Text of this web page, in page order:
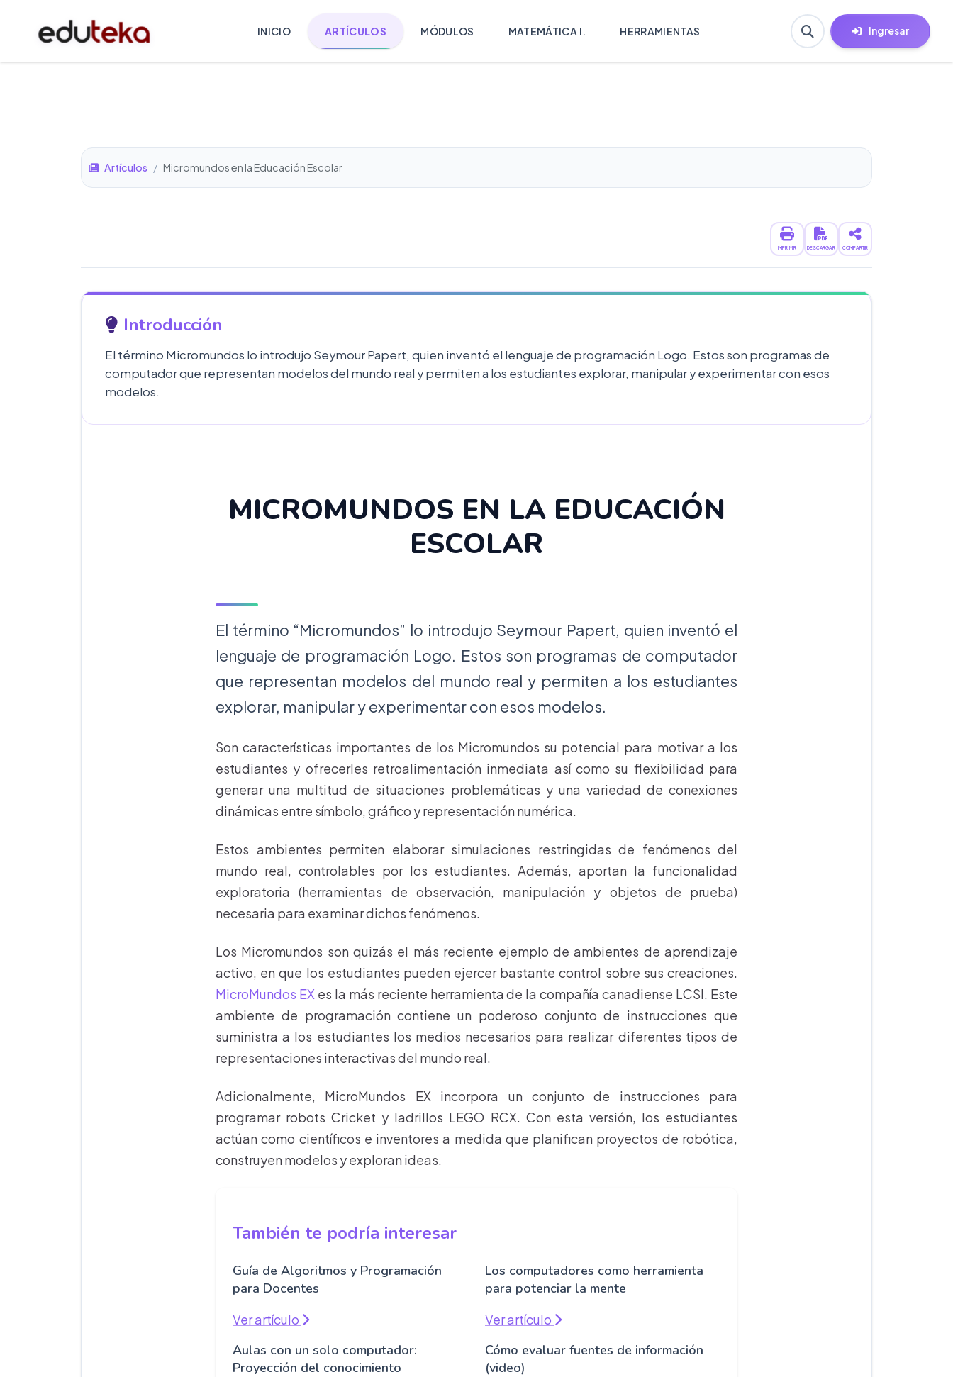
INICIO ARTÍCULOS MÓDULOS MATEMÁTICA I. HERRAMIENTAS Ingresar
Artículos / Micromundos en la Educación Escolar
IMPRIMIR DESCARGAR COMPARTIR
Introducción
El término Micromundos lo introdujo Seymour Papert, quien inventó el lenguaje de programación Logo. Estos son programas de
computador que representan modelos del mundo real y permiten a los estudiantes explorar, manipular y experimentar con esos
modelos.
MICROMUNDOS EN LA EDUCACIÓN
ESCOLAR
El término “Micromundos” lo introdujo Seymour Papert, quien inventó el
lenguaje de programación Logo. Estos son programas de computador
que representan modelos del mundo real y permiten a los estudiantes
explorar, manipular y experimentar con esos modelos.
Son características importantes de los Micromundos su potencial para motivar a los
estudiantes y ofrecerles retroalimentación inmediata así como su flexibilidad para
generar una multitud de situaciones problemáticas y una variedad de conexiones
dinámicas entre símbolo, gráfico y representación numérica.
Estos ambientes permiten elaborar simulaciones restringidas de fenómenos del
mundo real, controlables por los estudiantes. Además, aportan la funcionalidad
exploratoria (herramientas de observación, manipulación y objetos de prueba)
necesaria para examinar dichos fenómenos.
Los Micromundos son quizás el más reciente ejemplo de ambientes de aprendizaje
activo, en que los estudiantes pueden ejercer bastante control sobre sus creaciones.
MicroMundos EX es la más reciente herramienta de la compañía canadiense LCSI. Este
ambiente de programación contiene un poderoso conjunto de instrucciones que
suministra a los estudiantes los medios necesarios para realizar diferentes tipos de
representaciones interactivas del mundo real.
Adicionalmente, MicroMundos EX incorpora un conjunto de instrucciones para
programar robots Cricket y ladrillos LEGO RCX. Con esta versión, los estudiantes
actúan como científicos e inventores a medida que planifican proyectos de robótica,
construyen modelos y exploran ideas.
También te podría interesar
Guía de Algoritmos y Programación
para Docentes
Ver artículo
Los computadores como herramienta
para potenciar la mente
Ver artículo
Aulas con un solo computador:
Proyección del conocimiento
Cómo evaluar fuentes de información
(video)